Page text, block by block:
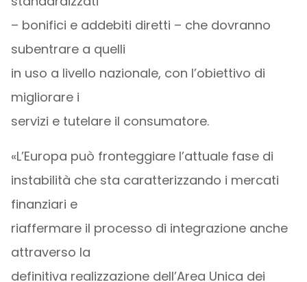
– bonifici e addebiti diretti – che dovranno
subentrare a quelli
in uso a livello nazionale, con l’obiettivo di
migliorare i
servizi e tutelare il consumatore.
«L’Europa può fronteggiare l’attuale fase di
instabilità che sta caratterizzando i mercati
finanziari e
riaffermare il processo di integrazione anche
attraverso la
definitiva realizzazione dell’Area Unica dei